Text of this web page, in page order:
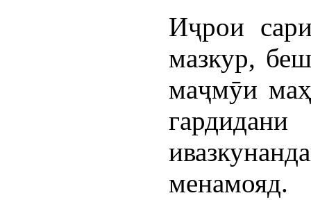
Иҷрои
мазкур,
маҷмӯи
менамояд.